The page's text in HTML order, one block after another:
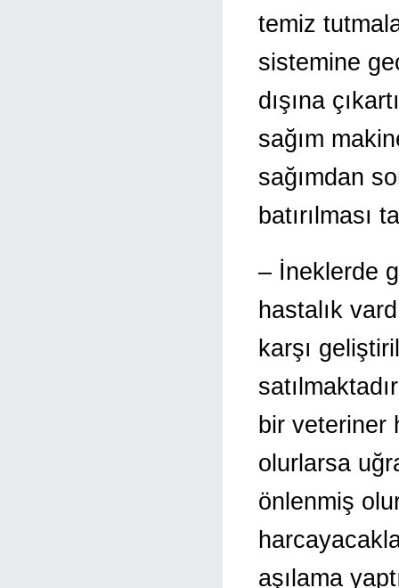
temiz
sistemine
dışına
sağım
sağımdan
batırılması
– İneklerde
hastalık
karşı
bir veteriner
olurlarsa
önlenmiş
aşılama